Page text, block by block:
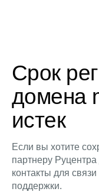
Срок
домена
истек
Если вы хотите
партнеру
контакты для
поддержки.